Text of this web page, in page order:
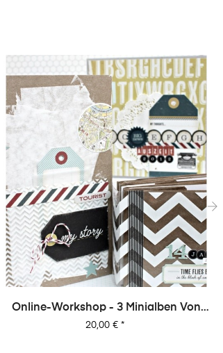
Online-Workshop - 3 Minialben Von
Dani
Preis
20,00 €*